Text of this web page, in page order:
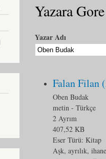
Yazara
Yazar Adı
Falan Filan
Oben Budak
metin - Türkçe
2 Ayrım
407,52 KB
Eser Türü: Kitap
Aşk, ayrılık,